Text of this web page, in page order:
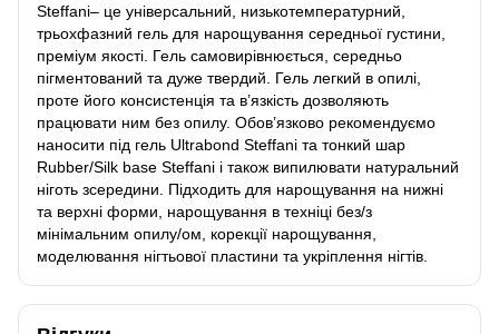
Steffani– це універсальний, низькотемпературний,
трьохфазний гель для нарощування середньої густини,
преміум якості. Гель самовирівнюється, середньо
пігментований та дуже твердий. Гель легкий в опилі,
проте його консистенція та в’язкість дозволяють
працювати ним без опилу. Обов’язково рекомендуємо
наносити під гель Ultrabond Steffani та тонкий шар
Rubber/Silk base Steffani і також випилювати натуральний
ніготь зсередини. Підходить для нарощування на нижні
та верхні форми, нарощування в техніці без/з
мінімальним опилу/ом, корекції нарощування,
моделювання нігтьової пластини та укріплення нігтів.